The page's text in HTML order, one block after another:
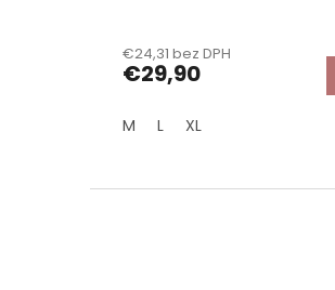
€24,31 bez DPH
€29,90
M L XL